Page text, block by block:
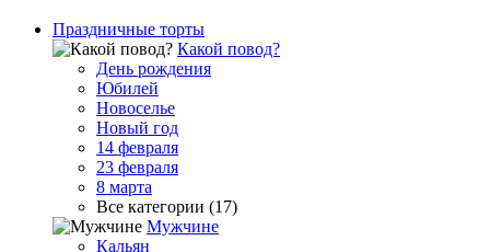
Праздничные торты
Какой повод?
День рождения
Юбилей
Новоселье
Новый год
14 февраля
23 февраля
8 марта
Все категории (17)
Мужчине
Кальян